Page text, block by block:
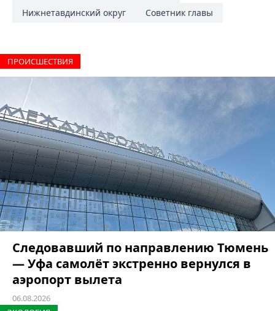
Нижнетавдинский округ
Советник главы
ПРОИCШЕСТВИЯ
Следовавший по направлению Тюмень
— Уфа самолёт экстренно вернулся в
аэропорт вылета
06.08.2026